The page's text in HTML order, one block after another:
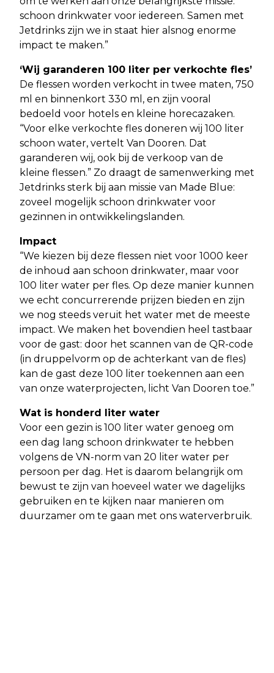
schoon drinkwater voor iedereen. Samen met
Jetdrinks zijn we in staat hier alsnog enorme
impact te maken.”
‘Wij garanderen 100 liter per verkochte fles’
De flessen worden verkocht in twee maten, 750
ml en binnenkort 330 ml, en zijn vooral
bedoeld voor hotels en kleine horecazaken.
“Voor elke verkochte fles doneren wij 100 liter
schoon water, vertelt Van Dooren. Dat
garanderen wij, ook bij de verkoop van de
kleine flessen.” Zo draagt de samenwerking met
Jetdrinks sterk bij aan missie van Made Blue:
zoveel mogelijk schoon drinkwater voor
gezinnen in ontwikkelingslanden.
Impact
“We kiezen bij deze flessen niet voor 1000 keer
de inhoud aan schoon drinkwater, maar voor
100 liter water per fles. Op deze manier kunnen
we echt concurrerende prijzen bieden en zijn
we nog steeds veruit het water met de meeste
impact. We maken het bovendien heel tastbaar
voor de gast: door het scannen van de QR-code
(in druppelvorm op de achterkant van de fles)
kan de gast deze 100 liter toekennen aan een
van onze waterprojecten, licht Van Dooren toe.”
Wat is honderd liter water
Voor een gezin is 100 liter water genoeg om
een dag lang schoon drinkwater te hebben
volgens de VN-norm van 20 liter water per
persoon per dag. Het is daarom belangrijk om
bewust te zijn van hoeveel water we dagelijks
gebruiken en te kijken naar manieren om
duurzamer om te gaan met ons waterverbruik.